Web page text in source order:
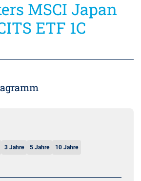
MSCI Japan
ETF 1C
3 Jahre 5 Jahre 10 Jahre